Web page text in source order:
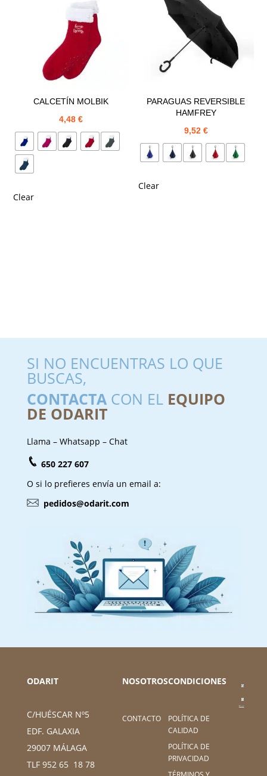
CALCETÍN MOLBIK
4,48€
Clear
PARAGUAS REVERSIBLE
HAMFREY
9,52 €
Clear
SI NO ENCUENTRAS LO QUE
BUSCAS,
CONTACTACON EL EQUIPO
DE ODARIT
Llama – Whatsapp – Chat
650 227 607
O si lo prefieres envía un email a:
pedidos@odarit.com
ODARIT
C/HUÉSCAR Nº5
EDF. GALAXIA
29007 MÁLAGA
TLF 952 65 18 78
NOSOTROS
CONTACTO
CONDICIONES
POLÍTICA DE
CALIDAD
POLÍTICA DE
PRIVACIDAD